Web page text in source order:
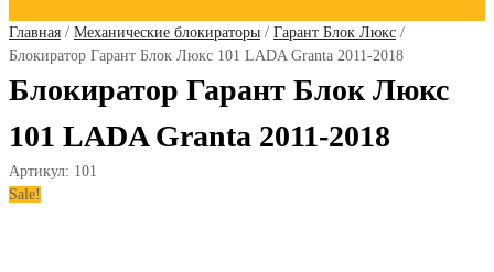
Главная / Механические блокираторы / Гарант Блок Люкс /
Блокиратор Гарант Блок Люкс 101 LADA Granta 2011-2018
Блокиратор Гарант Блок Люкс
101 LADA Granta 2011-2018
Артикул: 101
Sale!